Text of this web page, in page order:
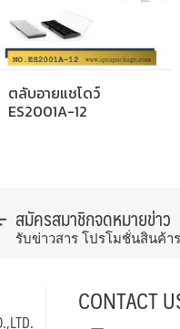
ตลับอายแชโดว์
ES2001A-12
สมัครสมาชิกจดหมายข่าว
รับข่าวสาร โปรโมชั่นสินค้า
CONTACT